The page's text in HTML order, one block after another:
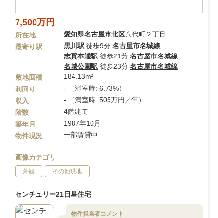
7,500万円
所在地 愛知県名古屋市北区八代町２丁目
最寄り駅
黒川駅 徒歩9分 名古屋市名城線
志賀本通駅 徒歩21分 名古屋市名城線
名城公園駅 徒歩23分 名古屋市名城線
敷地面積
184.13m²
利回り
- （満室時: 6.73%）
収入
- （満室時: 505万円／年）
階数
4階建て
築年月
1987年10月
物件現況
一部賃貸中
画像カテゴリ
外観 その他現地
センチュリー21日星住宅
物件担当者コメント